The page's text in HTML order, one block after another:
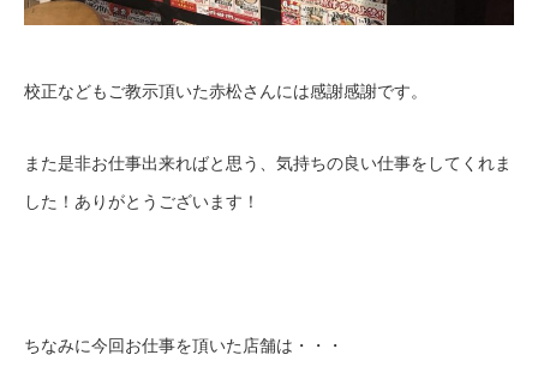
校正などもご教示頂いた赤松さんには感謝感謝です。
また是非お仕事出来ればと思う、気持ちの良い仕事をしてくれま
した！ありがとうございます！
ちなみに今回お仕事を頂いた店舗は・・・